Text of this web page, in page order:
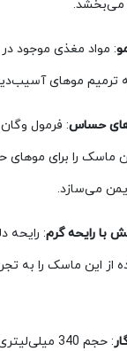
می‌بخشد.
: مواد مغذی موجود
ترمیم موهای
حساس: فرمول
ماسک را برای
می‌سازد.
با رایحه گرم: رایحه
از این ماسک را به
: حجم 340